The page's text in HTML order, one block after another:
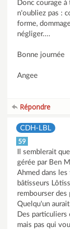
Donc courage
n'oubliez pas :
forme,
négliger....
Bonne journée
Angee
Répondre
CDH-LBL
59
Il semblerait
gérée par Ben
Ahmed dans
bâtisseurs
rembourser des
Quelqu'un
Des particuliers
mais pas qui